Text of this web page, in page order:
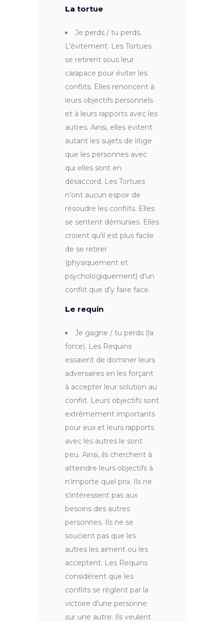
La tortue
Je perds / tu perds.
L’évitement. Les Tortues
se retirent sous leur
carapace pour éviter les
conflits. Elles renoncent à
leurs objectifs personnels
et à leurs rapports avec les
autres. Ainsi, elles évitent
autant les sujets de litige
que les personnes avec
qui elles sont en
désaccord. Les Tortues
n’ont aucun espoir de
résoudre les conflits. Elles
se sentent démunies. Elles
croient qu’il est plus facile
de se retirer
(physiquement et
psychologiquement) d’un
conflit que d’y faire face.
Le requin
Je gagne / tu perds (la
force). Les Requins
essaient de dominer leurs
adversaires en les forçant
à accepter leur solution au
conflit. Leurs objectifs sont
extrêmement importants
pour eux et leurs rapports
avec les autres le sont
peu. Ainsi, ils cherchent à
atteindre leurs objectifs à
n’importe quel prix. Ils ne
s’intéressent pas aux
besoins des autres
personnes. Ils ne se
soucient pas que les
autres les aiment ou les
acceptent. Les Requins
considèrent que les
conflits se règlent par la
victoire d’une personne
sur une autre. Ils veulent